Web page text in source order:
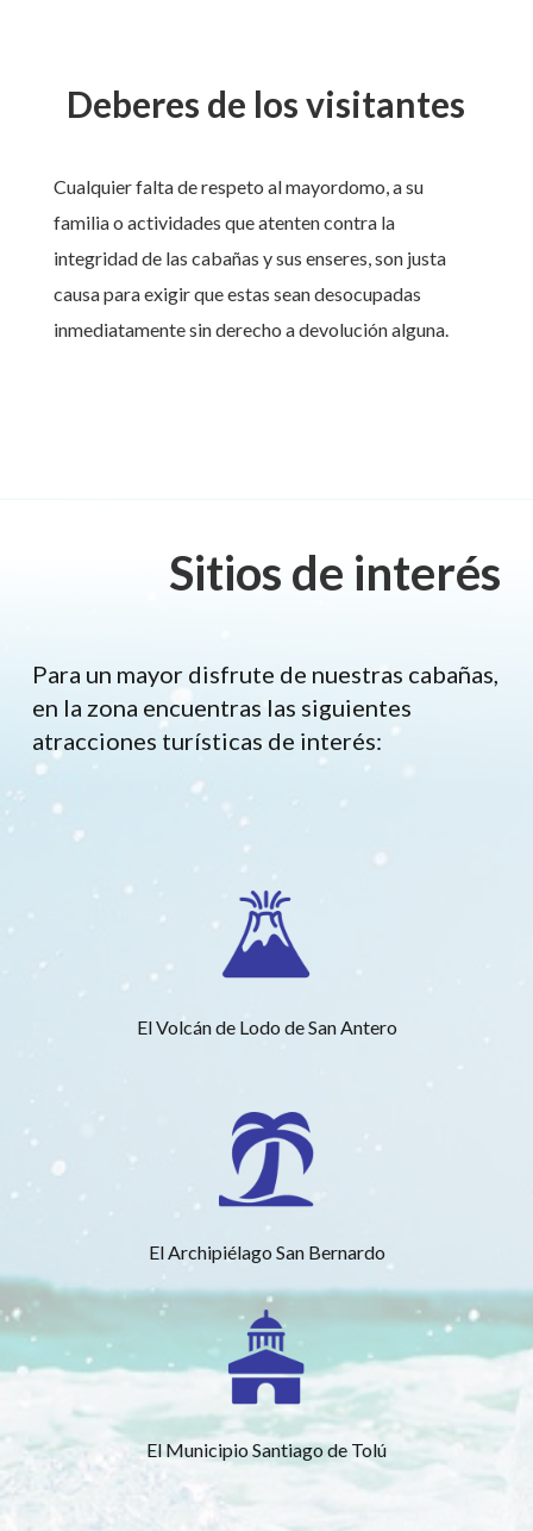
Deberes de los visitantes
Cualquier falta de respeto al mayordomo, a su
familia o actividades que atenten contra la
integridad de las cabañas y sus enseres, son justa
causa para exigir que estas sean desocupadas
inmediatamente sin derecho a devolución alguna.
Sitios de interés
Para un mayor disfrute de nuestras cabañas,
en la zona encuentras las siguientes
atracciones turísticas de interés:
El Volcán de Lodo de San Antero
El Archipiélago San Bernardo
El Municipio Santiago de Tolú